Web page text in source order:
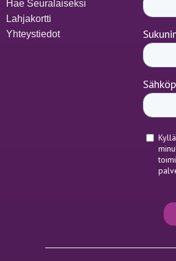
Hae Seuralaiseksi
Lahjakortti
Yhteystiedot